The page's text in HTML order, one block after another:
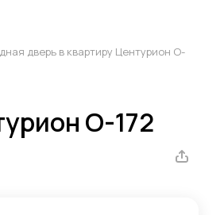
дверь в квартиру Центурион O-
O-172